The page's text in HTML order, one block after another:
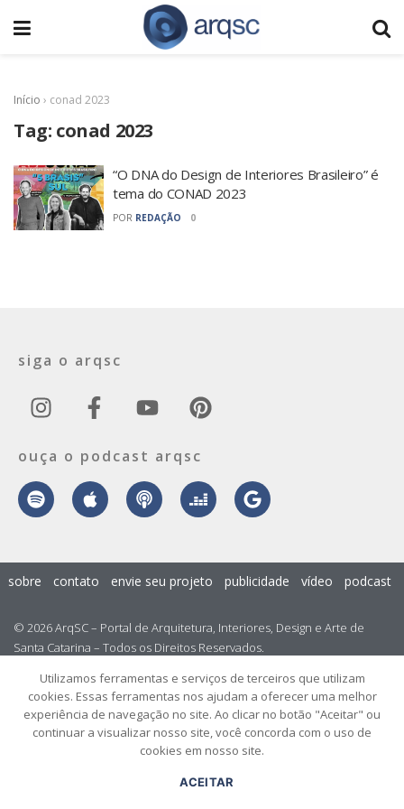
Início › conad 2023
Tag: conad 2023
“O DNA do Design de Interiores Brasileiro” é
tema do CONAD 2023
POR REDAÇÃO 0
siga o arqsc
ouça o podcast arqsc
© 2026 ArqSC – Portal de Arquitetura, Interiores, Design e Arte de
Santa Catarina – Todos os Direitos Reservados.
sobre contato envie seu projeto publicidade vídeo podcast
Utilizamos ferramentas e serviços de terceiros que utilizam
cookies. Essas ferramentas nos ajudam a oferecer uma melhor
experiência de navegação no site. Ao clicar no botão "Aceitar" ou
continuar a visualizar nosso site, você concorda com o uso de
cookies em nosso site.
ACEITAR